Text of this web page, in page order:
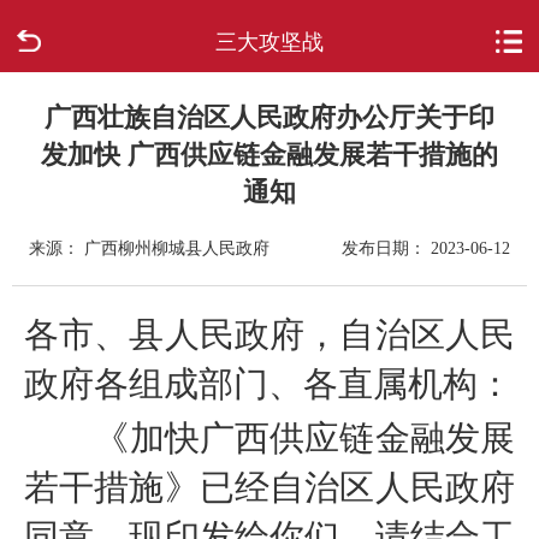
三大攻坚战
走进柳城
政府信息公开
互动回应
广西壮族自治区人民政府办公厅关于印
发加快 广西供应链金融发展若干措施的
通知
来源： 广西柳州柳城县人民政府 发布日期： 2023-06-12
各市、县人民政府，自治区人民
政府各组成部门、各直属机构：
《加快广西供应链金融发展
若干措施》已经自治区人民政府